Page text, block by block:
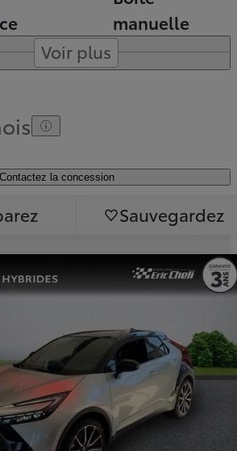
manuelle
Voir plus
Contactez la concession
Sauvegardez